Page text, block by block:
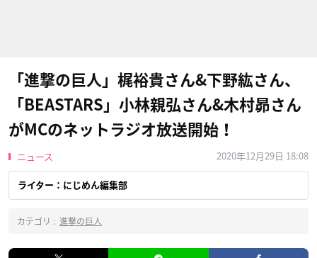
「進撃の巨人」梶裕貴さん&下野紘さん、
「BEASTARS」小林親弘さん&木村昴さん
がMCのネットラジオ放送開始！
ニュース 2020年12月29日 18:08
ライター：にじめん編集部
カテゴリ : 進撃の巨人